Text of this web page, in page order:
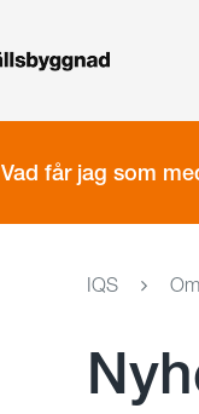
Vad får jag som
IQS